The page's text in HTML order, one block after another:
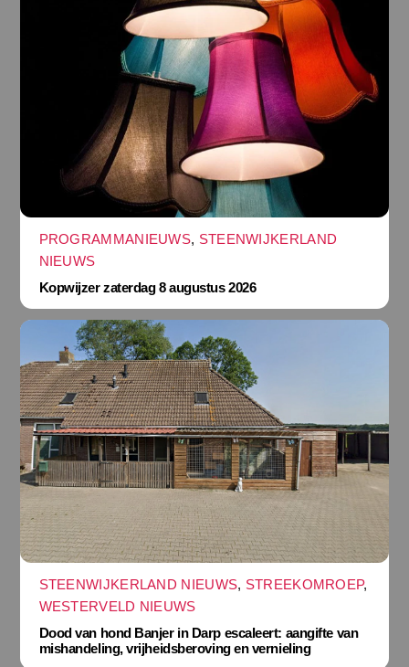
PROGRAMMANIEUWS, STEENWIJKERLAND
NIEUWS
Kopwijzer zaterdag 8 augustus 2026
STEENWIJKERLAND NIEUWS, STREEKOMROEP,
WESTERVELD NIEUWS
Dood van hond Banjer in Darp escaleert: aangifte van
mishandeling, vrijheidsberoving en vernieling